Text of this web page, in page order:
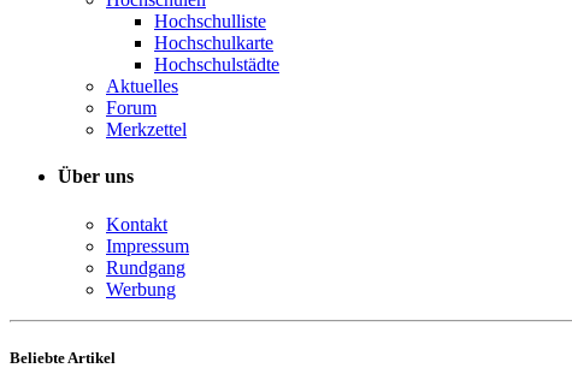
Hochschulliste
Hochschulkarte
Hochschulstädte
Aktuelles
Forum
Merkzettel
Über uns
Kontakt
Impressum
Rundgang
Werbung
Beliebte Artikel